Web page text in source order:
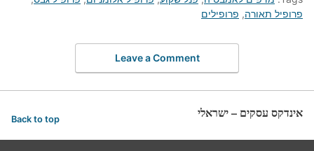
פרופיל תאורה, פרופילים
Leave a Comment
אינדקס עסקים – ישראלי Back to top